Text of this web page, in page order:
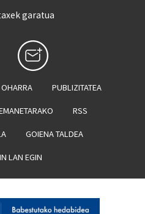
garatua
PUBLIZITATEA
RSS
GOIENA TALDEA
LAN EGIN